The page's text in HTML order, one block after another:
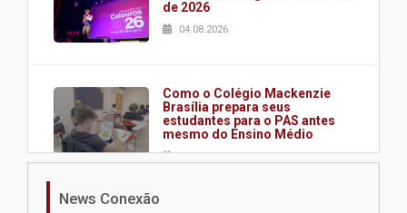
de 2026
04.08.2026
Como o Colégio Mackenzie
Brasília prepara seus
estudantes para o PAS antes
mesmo do Ensino Médio
04.08.2026
News Conexão